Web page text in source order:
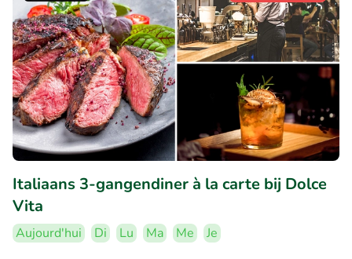
Italiaans 3-gangendiner à la carte bij Dolce
Vita
Aujourd'hui Di Lu Ma Me
Je